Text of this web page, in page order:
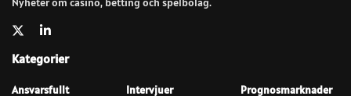
Kategorier
Ansvarsfullt
Intervjuer
Prognosmarknader